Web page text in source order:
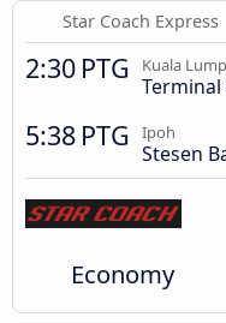
Star Coach Express
2:30 PTG Kuala
Terminal
5:38 PTG Ipoh
Stesen
Economy